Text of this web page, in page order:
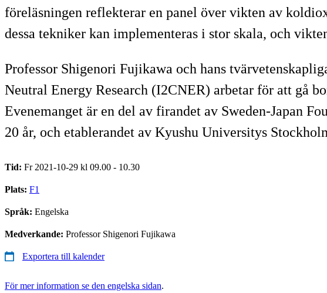
föreläsningen reflekterar en panel över vikten av
dessa tekniker kan implementeras i stor skala, och
Professor Shigenori Fujikawa och hans
Neutral Energy Research (I2CNER) arbetar för att gå
Evenemanget är en del av firandet av Sweden-Japan
20 år, och etablerandet av Kyushu Universitys
Tid: Fr 2021-10-29 kl 09.00 - 10.30
Plats: F1
Språk: Engelska
Medverkande: Professor Shigenori Fujikawa
Exportera till kalender
För mer information se den engelska sidan.